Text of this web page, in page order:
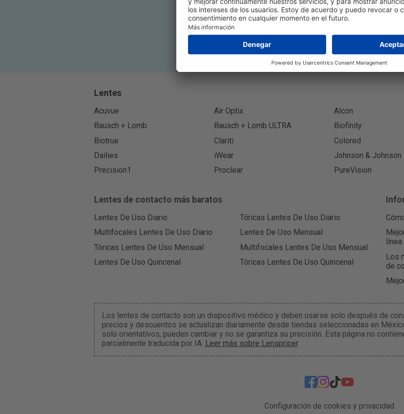
Lentes
Acuvue Air Optix Alcon
Bausch + Lomb
Bausch + Lomb ULTRA Biofinity
Biotrue
Clariti Colored
Dailies
iWear Johnson & Johnson
Precision1
Proclear PureVision
Lentes de contacto más baratos
Lentes De Uso Diario
Tóricas Lentes De Uso Diario
Multifocales Lentes De Uso Diario
Lentes De Uso Mensual
Tóricas Lentes De Uso Mensual
Multifocales Lentes De Uso Mensual
Lentes De Uso Quincenal
Tóricas Lentes De Uso Quincenal
línea
Los
de
Los lentes de contacto son un dispositivo médico y deben usarse solo después de
precios y descuentos se actualizan diariamente desde tiendas seleccionadas en
solo orientativos, pueden cambiar y no se garantiza su precisión. Esta página no
parcialmente traducida por IA. Leer más sobre Lenspricer.
Configuración de cookies y privacidad